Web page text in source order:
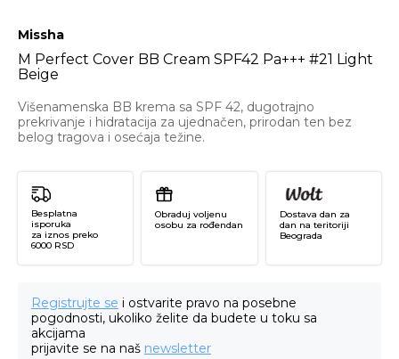
Missha
M Perfect Cover BB Cream SPF42 Pa+++ #21 Light
Beige
Višenamenska BB krema sa SPF 42, dugotrajno
prekrivanje i hidratacija za ujednačen, prirodan ten bez
belog tragova i osećaja težine.
Besplatna
isporuka
za iznos preko
6000 RSD
Obraduj voljenu
osobu za rođendan
Dostava dan za
dan na teritoriji
Beograda
Registrujte se i ostvarite pravo na posebne
pogodnosti, ukoliko želite da budete u toku sa
akcijama
prijavite se na naš newsletter